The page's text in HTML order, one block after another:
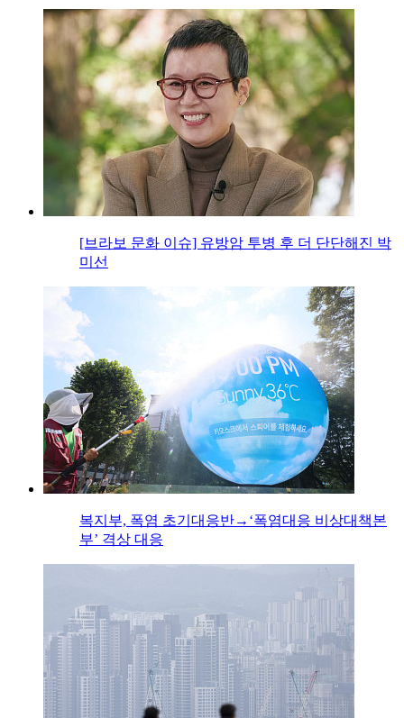
[브라보 문화 이슈] 유방암 투병 후 더 단단해진 박
미선
복지부, 폭염 초기대응반→‘폭염대응 비상대책본
부’ 격상 대응